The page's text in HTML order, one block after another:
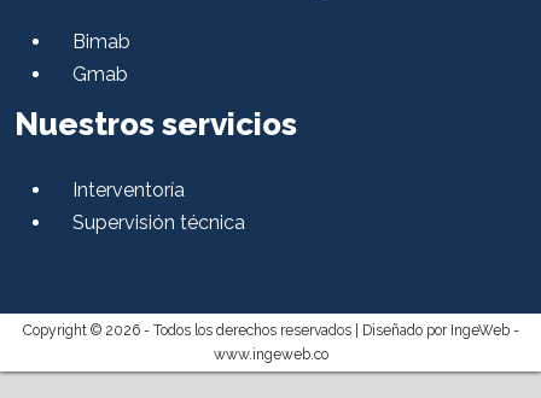
Bimab
Gmab
Nuestros servicios
Interventoría
Supervisión técnica
Copyright © 2026 - Todos los derechos reservados |
Diseñado por IngeWeb -
www.ingeweb.co